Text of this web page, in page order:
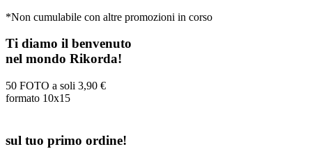
*Non cumulabile con altre promozioni in corso
Ti diamo il benvenuto
nel mondo Rikorda!
50 FOTO a soli 3,90 €
formato 10x15
sul tuo primo ordine!